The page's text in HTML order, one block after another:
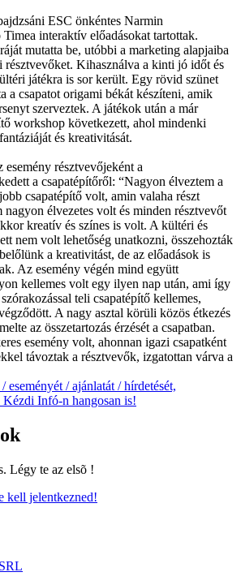
ESC önkéntes Narmin
interaktív előadásokat tartottak.
mutatta be, utóbbi a marketing alapjaiba
résztvevőket. Kihasználva a kinti jó időt és
játékra is sor került. Egy rövid szünet
a csapatot origami békát készíteni, amik
szerveztek. A játékok után a már
workshop következett, ahol mindenki
és kreativitását.
résztvevőjeként a
a csapatépítőről: “Nagyon élveztem a
csapatépítő volt, amin valaha részt
nagyon élvezetes volt és minden résztvevőt
kreatív és színes is volt. A kültéri és
nem volt lehetőség unatkozni, összehozták
a kreativitást, de az előadások is
Az esemény végén mind együtt
kellemes volt egy ilyen nap után, ami így
teli csapatépítő kellemes,
A nagy asztal körüli közös étkezés
az összetartozás érzését a csapatban.
esemény volt, ahonnan igazi csapatként
távoztak a résztvevők, izgatottan várva a
/ ajánlatát / hírdetését,
Infó-n hangosan is!
Légy te az elsõ !
kell jelentkezned!